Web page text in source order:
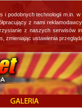
i podobnych technologii
z nami
z naszych
zmieniając ustawienia